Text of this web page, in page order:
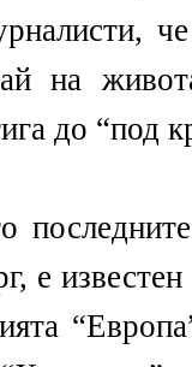
на
до “под
е